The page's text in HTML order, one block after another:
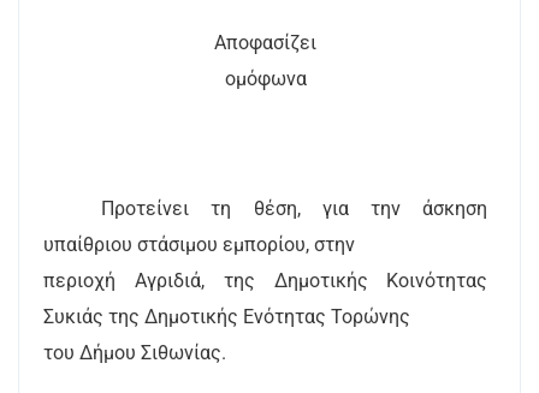
Αποφασίζει
ομόφωνα
Προτείνει τη θέση, για την άσκηση
υπαίθριου στάσιμου εμπορίου, στην
περιοχή Αγριδιά, της Δημοτικής Κοινότητας
Συκιάς της Δημοτικής Ενότητας Τορώνης
του Δήμου Σιθωνίας.